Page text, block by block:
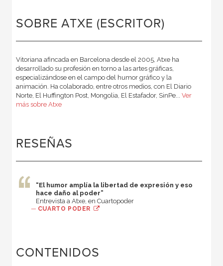
SOBRE ATXE (ESCRITOR)
Vitoriana afincada en Barcelona desde el 2005, Atxe ha
desarrollado su profesión en torno a las artes gráficas,
especializándose en el campo del humor gráfico y la
animación. Ha colaborado, entre otros medios, con El Diario
Norte, El Huffington Post, Mongolia, El Estafador, SinPe... Ver
más sobre Atxe
RESEÑAS
“El humor amplía la libertad de expresión y eso
hace daño al poder”
Entrevista a Atxe, en Cuartopoder
— CUARTO PODER
CONTENIDOS